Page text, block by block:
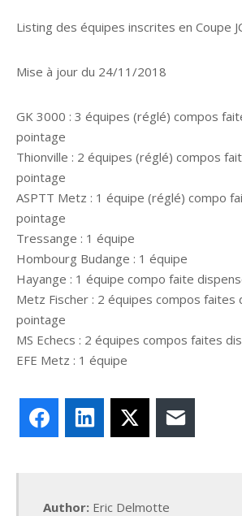
Listing des équipes inscrites en Coupe
Mise à jour du 24/11/2018
GK 3000 : 3 équipes (réglé) compos
pointage
Thionville : 2 équipes (réglé) compos
pointage
ASPTT Metz : 1 équipe (réglé) compo
pointage
Tressange : 1 équipe
Hombourg Budange : 1 équipe
Hayange : 1 équipe compo faite
Metz Fischer : 2 équipes compos faites
pointage
MS Echecs : 2 équipes compos faites
EFE Metz : 1 équipe
FacebookLinkedIn
Author: Eric Delmotte